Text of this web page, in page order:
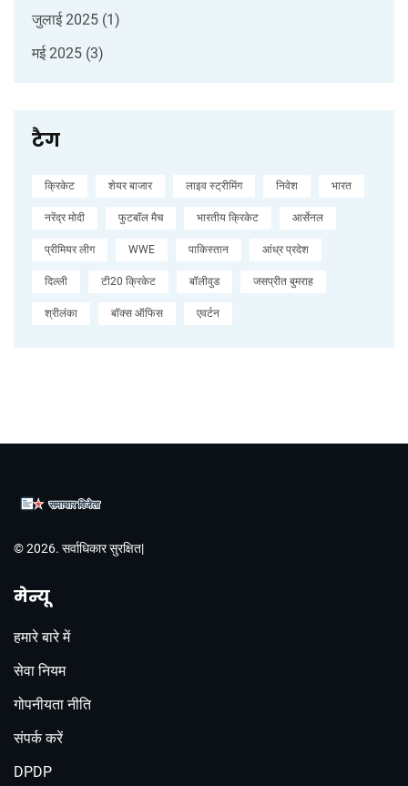
जुलाई 2025 (1)
मई 2025 (3)
टैग
क्रिकेट शेयर बाजार लाइव स्ट्रीमिंग निवेश भारत
नरेंद्र मोदी फुटबॉल मैच भारतीय क्रिकेट आर्सेनल
प्रीमियर लीग WWE पाकिस्तान आंध्र प्रदेश
दिल्ली टी20 क्रिकेट बॉलीवुड जसप्रीत बुमराह
श्रीलंका बॉक्स ऑफिस एवर्टन
© 2026. सर्वाधिकार सुरक्षित|
मेन्यू
हमारे बारे में
सेवा नियम
गोपनीयता नीति
संपर्क करें
DPDP